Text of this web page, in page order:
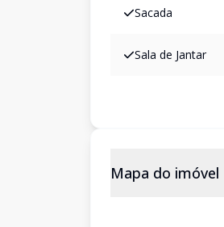
Sacada
Sala de Jantar
Mapa do imóvel